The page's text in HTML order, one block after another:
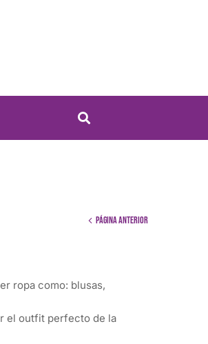
Página anterior
ropa como: blusas,
el outfit perfecto de la